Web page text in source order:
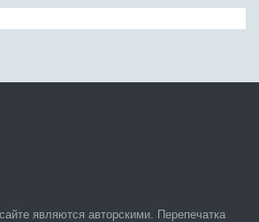
являются авторскими. Перепечатка